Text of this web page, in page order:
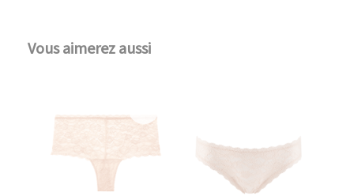
Vous aimerez aussi